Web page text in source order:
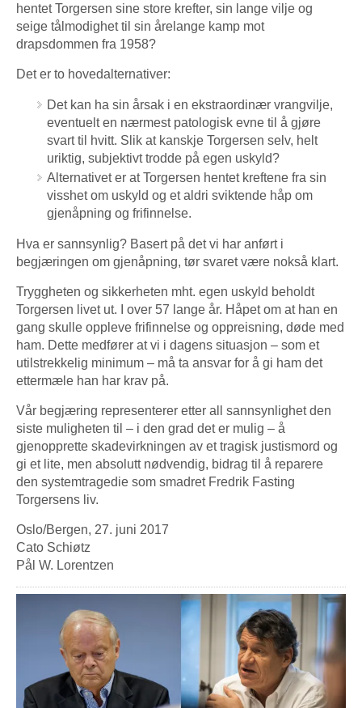
hentet Torgersen sine store krefter, sin lange vilje og
seige tålmodighet til sin årelange kamp mot
drapsdommen fra 1958?
Det er to hovedalternativer:
Det kan ha sin årsak i en ekstraordinær vrangvilje,
eventuelt en nærmest patologisk evne til å gjøre
svart til hvitt. Slik at kanskje Torgersen selv, helt
uriktig, subjektivt trodde på egen uskyld?
Alternativet er at Torgersen hentet kreftene fra sin
visshet om uskyld og et aldri sviktende håp om
gjenåpning og frifinnelse.
Hva er sannsynlig? Basert på det vi har anført i
begjæringen om gjenåpning, tør svaret være nokså klart.
Tryggheten og sikkerheten mht. egen uskyld beholdt
Torgersen livet ut. I over 57 lange år. Håpet om at han en
gang skulle oppleve frifinnelse og oppreisning, døde med
ham. Dette medfører at vi i dagens situasjon – som et
utilstrekkelig minimum – må ta ansvar for å gi ham det
ettermæle han har krav på.
Vår begjæring representerer etter all sannsynlighet den
siste muligheten til – i den grad det er mulig – å
gjenopprette skadevirkningen av et tragisk justismord og
gi et lite, men absolutt nødvendig, bidrag til å reparere
den systemtragedie som smadret Fredrik Fasting
Torgersens liv.
Oslo/Bergen, 27. juni 2017
Cato Schiøtz
Pål W. Lorentzen